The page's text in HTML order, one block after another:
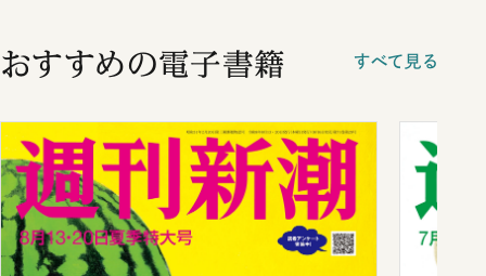
おすすめの電子書籍 すべて見る